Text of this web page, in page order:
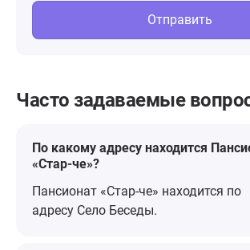
Отправить
Часто задаваемые
По какому адресу находится
«Стар-че»?
Пансионат «Стар-че» находится по
адресу Село Беседы.